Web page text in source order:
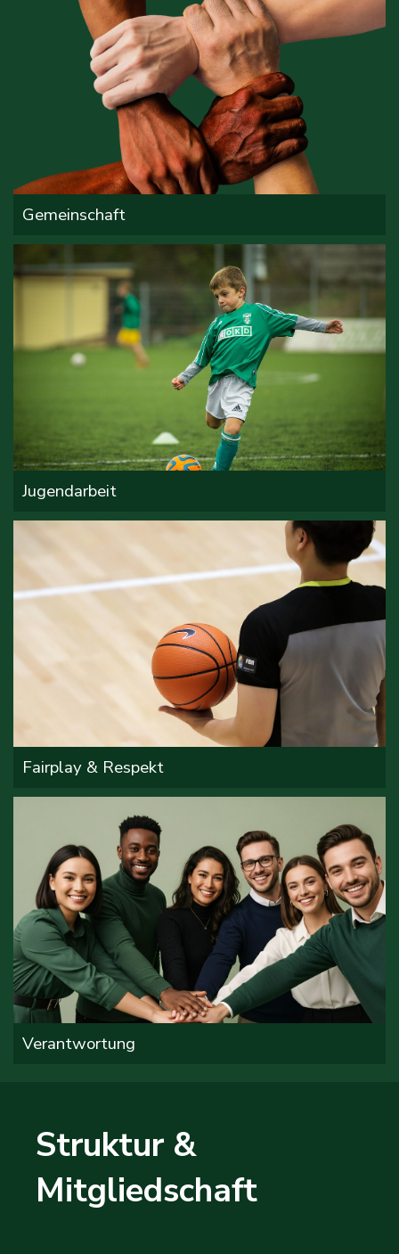
Gemeinschaft
Jugendarbeit
Fairplay & Respekt
Verantwortung
Struktur &
Mitgliedschaft